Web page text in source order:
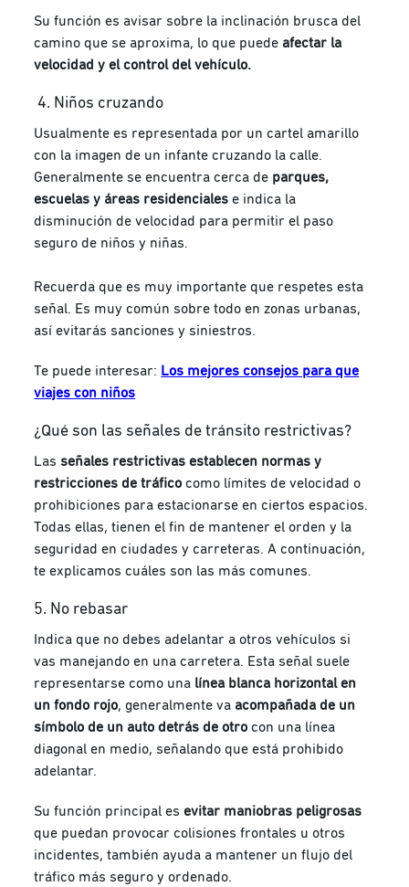
Su función es avisar sobre la inclinación brusca del
camino que se aproxima, lo que puede afectar la
velocidad y el control del vehículo.
4. Niños cruzando
Usualmente es representada por un cartel amarillo
con la imagen de un infante cruzando la calle.
Generalmente se encuentra cerca de parques,
escuelas y áreas residencialese indica la
disminución de velocidad para permitir el paso
seguro de niños y niñas.
Recuerda que es muy importante que respetes esta
señal. Es muy común sobre todo en zonas urbanas,
así evitarás sanciones y siniestros.
Te puede interesar: Los mejores consejos para que
viajes con niños
¿Qué son las señales de tránsito restrictivas?
Lasseñales restrictivas establecen normas y
restricciones de tráfico como límites de velocidad o
prohibiciones para estacionarse en ciertos espacios.
Todas ellas, tienen el fin de mantener el orden y la
seguridad en ciudades y carreteras. A continuación,
te explicamos cuáles son las más comunes.
5. No rebasar
Indica que no debes adelantar a otros vehículos si
vas manejando en una carretera. Esta señal suele
representarse como una línea blanca horizontal en
un fondo rojo, generalmente va acompañada de un
símbolo de un auto detrás de otrocon una línea
diagonal en medio, señalando que está prohibido
adelantar.
Su función principal esevitar maniobras peligrosas
que puedan provocar colisiones frontales u otros
incidentes, también ayuda a mantener un flujo del
tráfico más seguro y ordenado.